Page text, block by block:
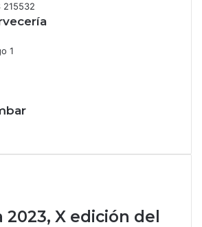
2023, X edición del